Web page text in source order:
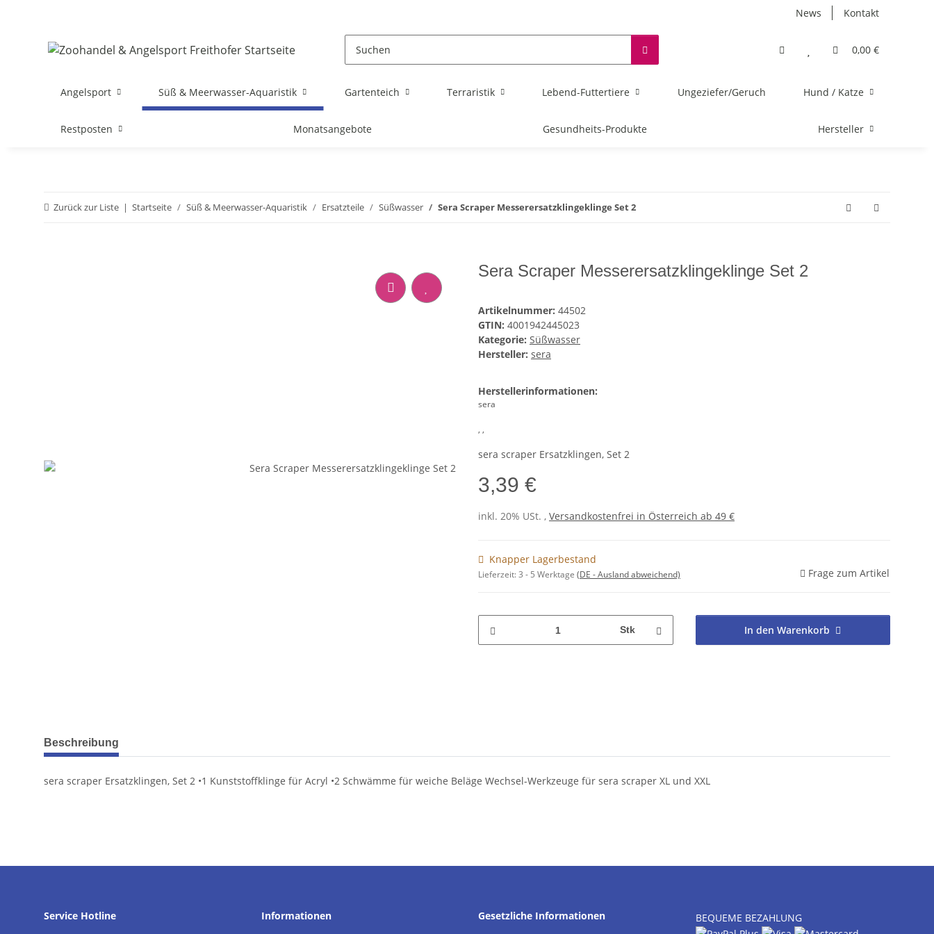
News Kontakt
0,00 €
Angelsport Süß & Meerwasser-Aquaristik Gartenteich Terraristik Lebend-Futtertiere Ungeziefer/Geruch Hund / Katze
Restposten Monatsangebote Gesundheits-Produkte Hersteller
Zurück zur Liste Startseite Süß & Meerwasser-Aquaristik Ersatzteile Süßwasser Sera Scraper Messerersatzklingeklinge Set 2
Sera Scraper Messerersatzklingeklinge Set 2
Artikelnummer: 44502
GTIN: 4001942445023
Kategorie: Süßwasser
Hersteller: sera
Herstellerinformationen:
sera
, ,
sera scraper Ersatzklingen, Set 2
3,39 €
inkl. 20% USt. , Versandkostenfrei in Österreich ab 49 €
Knapper Lagerbestand
Lieferzeit:3 - 5 Werktage (DE - Ausland abweichend) Frage zum Artikel
Stk In den Warenkorb
weitere Registerkarten anzeigen
Beschreibung
sera scraper Ersatzklingen, Set 2 •1 Kunststoffklinge für Acryl •2 Schwämme für weiche Beläge Wechsel-Werkzeuge für sera scraper XL und XXL
Service Hotline
Informationen Gesetzliche Informationen BEQUEME BEZAHLUNG